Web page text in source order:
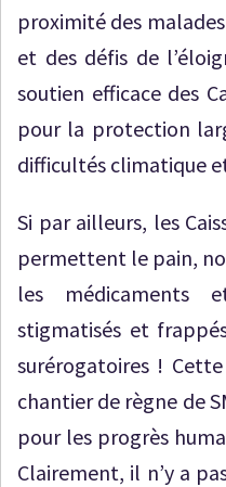
proximité des
et des défis de
soutien efficace des
pour la protection
difficultés climatique
Si par ailleurs, les
permettent le pain,
les médicaments
stigmatisés et
surérogatoires !
chantier de règne de
pour les progrès
Clairement, il n’y a